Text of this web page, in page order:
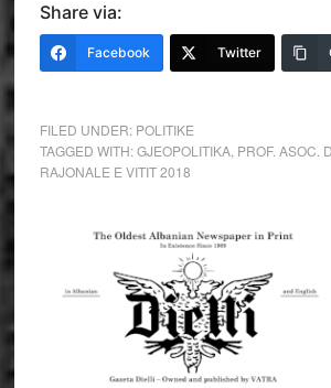
Share via:
Facebook Twitter
FILED UNDER: POLITIKE
TAGGED WITH:GJEOPOLITIKA, PROF. ASOC.
RAJONALE E VITIT 2018